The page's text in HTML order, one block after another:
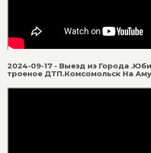
2024-09-17 - Выезд из Города
троеное ДТП.Комсомольск На